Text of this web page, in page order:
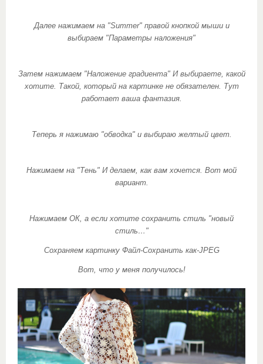
Далее нажимаем на "Summer" правой кнопкой мыши и
выбираем "Параметры наложения"
Затем нажимаем "Наложение градиента" И выбираете, какой
хотите. Такой, который на картинке не обязателен. Тут
работает ваша фантазия.
Теперь я нажимаю "обводка" и выбираю желтый цвет.
Нажимаем на "Тень" И делаем, как вам хочется. Вот мой
вариант.
Нажимаем ОК, а если хотите сохранить стиль "новый
стиль…"
Сохраняем картинку Файл-Сохранить как-JPEG
Вот, что у меня получилось!